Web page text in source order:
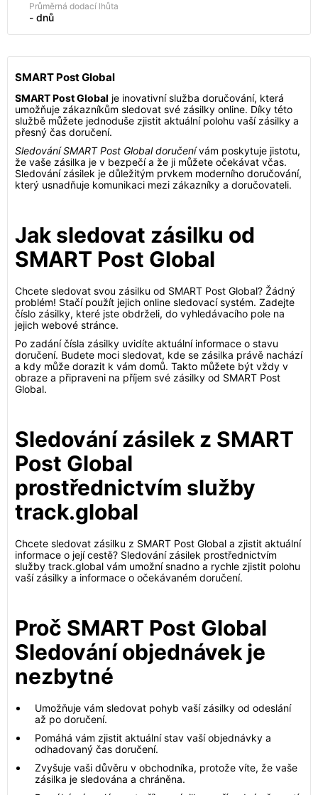
Průměrná dodací lhůta
- dnů
SMART Post Global
SMART Post Global je inovativní služba doručování, která
umožňuje zákazníkům sledovat své zásilky online. Díky této
službě můžete jednoduše zjistit aktuální polohu vaší zásilky a
přesný čas doručení.
Sledování SMART Post Global doručenívám poskytuje jistotu,
že vaše zásilka je v bezpečí a že ji můžete očekávat včas.
Sledování zásilek je důležitým prvkem moderního doručování,
který usnadňuje komunikaci mezi zákazníky a doručovateli.
Jak sledovat zásilku od
SMART Post Global
Chcete sledovat svou zásilku od SMART Post Global? Žádný
problém! Stačí použít jejich online sledovací systém. Zadejte
číslo zásilky, které jste obdrželi, do vyhledávacího pole na
jejich webové stránce.
Po zadání čísla zásilky uvidíte aktuální informace o stavu
doručení. Budete moci sledovat, kde se zásilka právě nachází
a kdy může dorazit k vám domů. Takto můžete být vždy v
obraze a připraveni na příjem své zásilky od SMART Post
Global.
Sledování zásilek z SMART
Post Global
prostřednictvím služby
track.global
Chcete sledovat zásilku z SMART Post Global a zjistit aktuální
informace o její cestě? Sledování zásilek prostřednictvím
služby track.global vám umožní snadno a rychle zjistit polohu
vaší zásilky a informace o očekávaném doručení.
Proč SMART Post Global
Sledování objednávek je
nezbytné
Umožňuje vám sledovat pohyb vaší zásilky od odeslání
až po doručení.
Pomáhá vám zjistit aktuální stav vaší objednávky a
odhadovaný čas doručení.
Zvyšuje vaši důvěru v obchodníka, protože víte, že vaše
zásilka je sledována a chráněna.